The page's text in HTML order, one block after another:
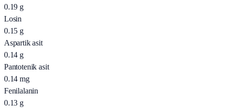
0.19 g
Losin
0.15 g
Aspartik asit
0.14 g
Pantotenik asit
0.14 mg
Fenilalanin
0.13 g